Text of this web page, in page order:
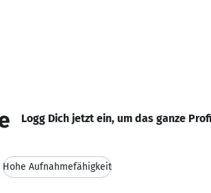
Logg Dich jetzt ein, um das ganze
Hohe Aufnahmefähigkeit